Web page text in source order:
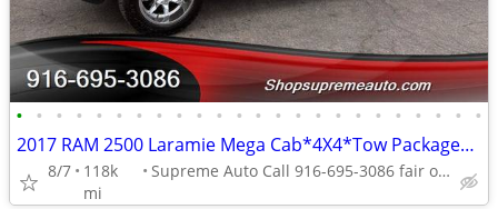
• • • • • • • • • • • • • • • • • • • • • • • •
2017 RAM 2500 Laramie Mega Cab*4X4*Tow Package*One Owner*Lifted*
8/7
118k
mi
Supreme Auto Call 916-695-3086 fair oaks